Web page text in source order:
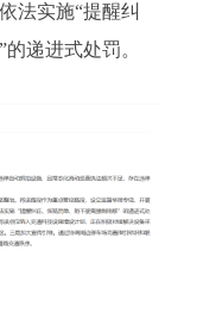
法实施“提醒纠
递进式处罚。